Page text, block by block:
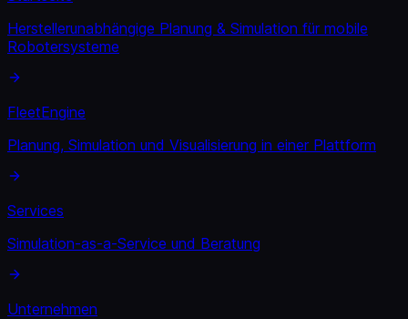
Herstellerunabhängige Planung & Simulation für mobile
Robotersysteme
FleetEngine
Planung, Simulation und Visualisierung in einer Plattform
Services
Simulation-as-a-Service und Beratung
Unternehmen